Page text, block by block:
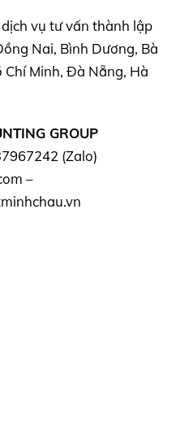
vụ tư vấn thành lập
Nai, Bình Dương, Bà
Chí Minh, Đà Nẵng, Hà
GROUP
(Zalo)
–